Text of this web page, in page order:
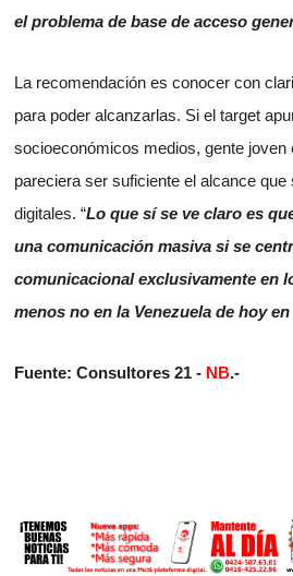
el problema de base de acceso
La recomendación es conocer con
para poder alcanzarlas. Si el target
socioeconómicos medios, gente
pareciera ser suficiente el alcance que
digitales. “Lo que sí se ve claro es
una comunicación masiva si se
comunicacional exclusivamente en
menos no en la Venezuela de hoy en
Fuente: Consultores 21 - NB.-